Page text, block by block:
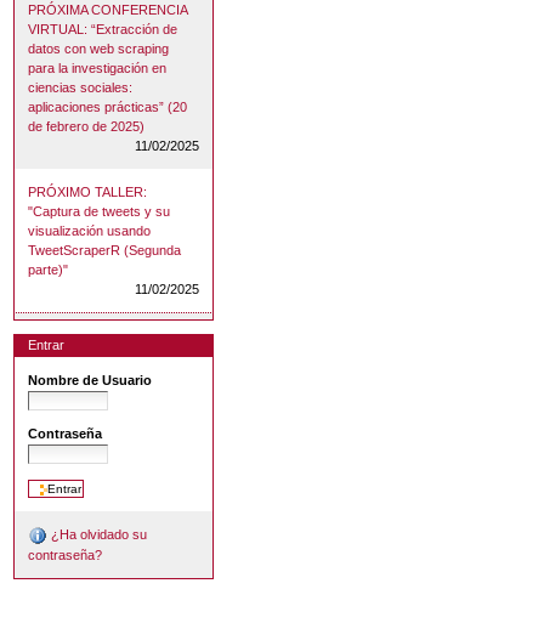
PRÓXIMA CONFERENCIA
VIRTUAL: “Extracción de
datos con web scraping
para la investigación en
ciencias sociales:
aplicaciones prácticas” (20
de febrero de 2025)
11/02/2025
PRÓXIMO TALLER:
"Captura de tweets y su
visualización usando
TweetScraperR (Segunda
parte)"
11/02/2025
Entrar
Nombre de Usuario
Contraseña
¿Ha olvidado su
contraseña?